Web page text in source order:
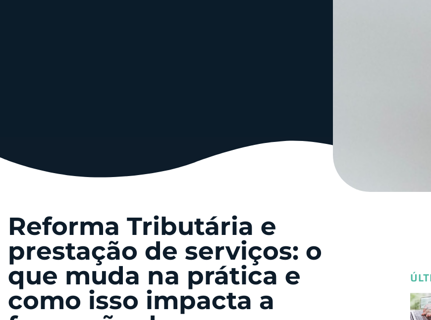
Reforma Tributária e
prestação de serviços: o
que muda na prática e
como isso impacta a